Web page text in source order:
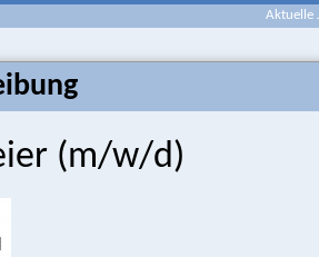
Aktuelle
(m/w/d)